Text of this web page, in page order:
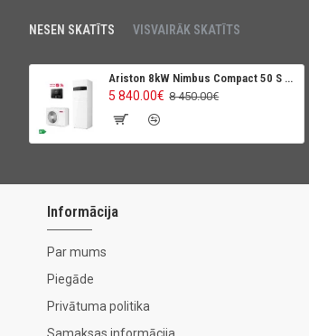
NESEN SKATĪTS VISVAIRĀK SKATĪTS
Ariston 8kW Nimbus Compact 50 S Net R32, 180L
5 840.00€ 8 450.00€
Informācija
Par mums
Piegāde
Privātuma politika